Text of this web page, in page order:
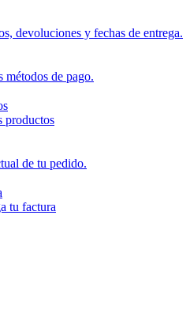
devoluciones y fechas de entrega.
métodos de pago.
productos
de tu pedido.
tu factura